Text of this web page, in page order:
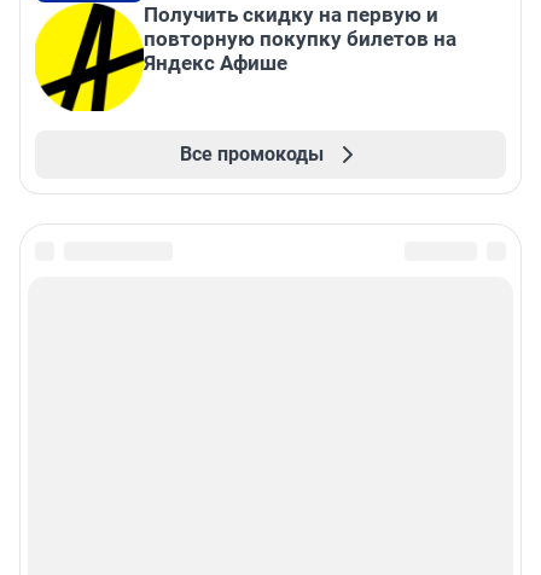
Получить скидку на первую и
повторную покупку билетов на
Яндекс Афише
Все промокоды